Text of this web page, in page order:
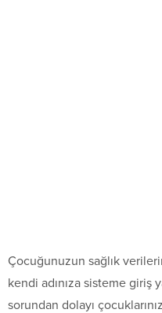
Çocuğunuzun sağlık
kendi adınıza sisteme giriş
sorundan dolayı